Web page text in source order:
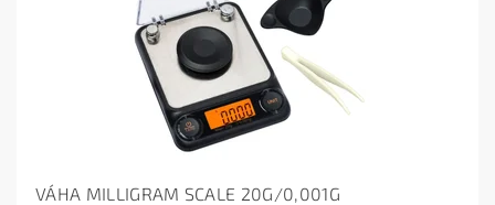
VÁHA MILLIGRAM SCALE 20G/0,001G